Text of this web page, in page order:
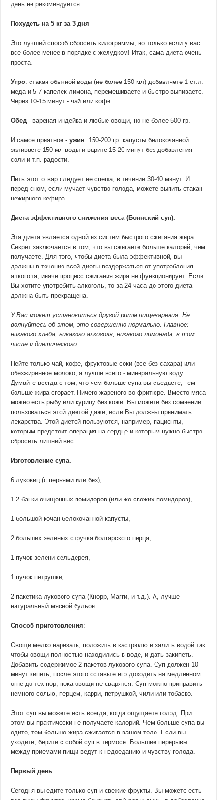
день не рекомендуется.
Похудеть на 5 кг за 3 дня
Это лучший способ сбросить килограммы, но только если у вас
все более-менее в порядке с желудком! Итак, сама диета очень
проста.
Утро: стакан обычной воды (не более 150 мл) добавляете 1 ст.л.
меда и 5-7 капелек лимона, перемешиваете и быстро выпиваете.
Через 10-15 минут - чай или кофе.
Обед - вареная индейка и любые овощи, но не более 500 гр.
И самое приятное -ужин: 150-200 гр. капусты белокочанной
заливаете 150 мл воды и варите 15-20 минут без добавления
соли и т.п. радости.
Пить этот отвар следует не спеша, в течение 30-40 минут. И
перед сном, если мучает чувство голода, можете выпить стакан
нежирного кефира.
Диета эффективного снижения веса (Боннский суп).
Эта диета является одной из систем быстрого сжигания жира.
Секрет заключается в том, что вы сжигаете больше калорий, чем
получаете. Для того, чтобы диета была эффективной, вы
должны в течение всей диеты воздержаться от употребления
алкоголя, иначе процесс сжигания жира не функционирует. Если
Вы хотите употребить алкоголь, то за 24 часа до этого диета
должна быть прекращена.
У Вас может установиться другой ритм пищеварения. Не
волнуйтесь об этом, это совершенно нормально. Главное:
никакого хлеба, никакого алкоголя, никакого лимонада, в том
числе и диетического.
Пейте только чай, кофе, фруктовые соки (все без сахара) или
обезжиренное молоко, а лучше всего - минеральную воду.
Думайте всегда о том, что чем больше супа вы съедаете, тем
больше жира сгорает. Ничего жареного во фритюре. Вместо мяса
можно есть рыбу или курицу без кожи. Вы можете без сомнений
пользоваться этой диетой даже, если Вы должны принимать
лекарства. Этой диетой пользуются, например, пациенты,
которым предстоит операция на сердце и которым нужно быстро
сбросить лишний вес.
Изготовление супа.
6 луковиц (с перьями или без),
1-2 банки очищенных помидоров (или же свежих помидоров),
1 большой кочан белокочанной капусты,
2 больших зеленых стручка болгарского перца,
1 пучок зелени сельдерея,
1 пучок петрушки,
2 пакетика лукового супа (Кнорр, Магги, и т.д.). А, лучше
натуральный мясной бульон.
Способ приготовления:
Овощи мелко нарезать, положить в кастрюлю и залить водой так
чтобы овощи полностью находились в воде, и дать закипеть.
Добавить содержимое 2 пакетов лукового супа. Суп должен 10
минут кипеть, после этого оставьте его доходить на медленном
огне до тех пор, пока овощи не сварятся. Суп можно приправить
немного солью, перцем, карри, петрушкой, чили или тобаско.
Этот суп вы можете есть всегда, когда ощущаете голод. При
этом вы практически не получаете калорий. Чем больше супа вы
едите, тем больше жира сжигается в вашем теле. Если вы
уходите, берите с собой суп в термосе. Большие перерывы
между приемами пищи ведут к недоеданию и чувству голода.
Первый день
Сегодня вы едите только суп и свежие фрукты. Вы можете есть